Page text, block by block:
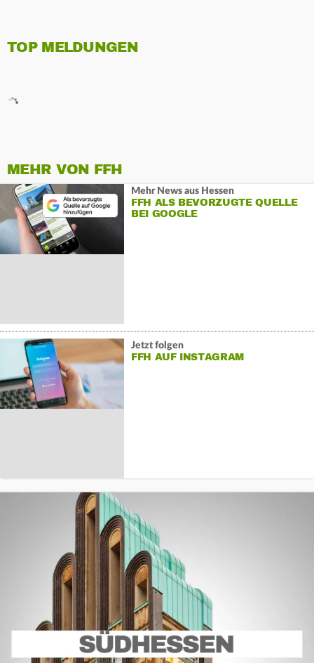
TOP MELDUNGEN
MEHR VON FFH
Mehr News aus Hessen
FFH ALS BEVORZUGTE QUELLE
BEI GOOGLE
Jetzt folgen
FFH AUF INSTAGRAM